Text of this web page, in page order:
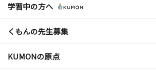
学習中の方へ
くもんの先生募集
KUMONの原点